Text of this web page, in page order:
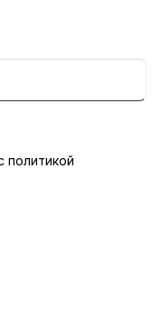
политикой